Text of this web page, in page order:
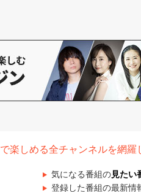
楽しめる全チャンネルを網羅
気になる番組の見たい
登録した番組の最新情